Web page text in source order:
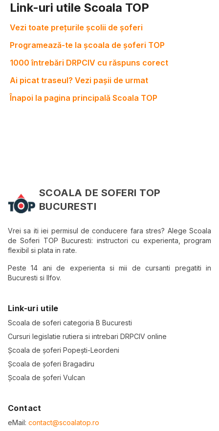
Link-uri utile Scoala TOP
Vezi toate prețurile școlii de șoferi
Programează-te la școala de șoferi TOP
1000 întrebări DRPCIV cu răspuns corect
Ai picat traseul? Vezi pașii de urmat
Înapoi la pagina principală Scoala TOP
SCOALA DE SOFERI TOP
BUCURESTI
Vrei sa iti iei permisul de conducere fara stres? Alege Scoala
de Soferi TOP Bucuresti: instructori cu experienta, program
flexibil si plata in rate.
Peste 14 ani de experienta si mii de cursanti pregatiti in
Bucuresti si Ilfov.
Link-uri utile
Scoala de soferi categoria B Bucuresti
Cursuri legislatie rutiera si intrebari DRPCIV online
Școala de șoferi Popești-Leordeni
Școala de șoferi Bragadiru
Școala de șoferi Vulcan
Contact
eMail: contact@scoalatop.ro